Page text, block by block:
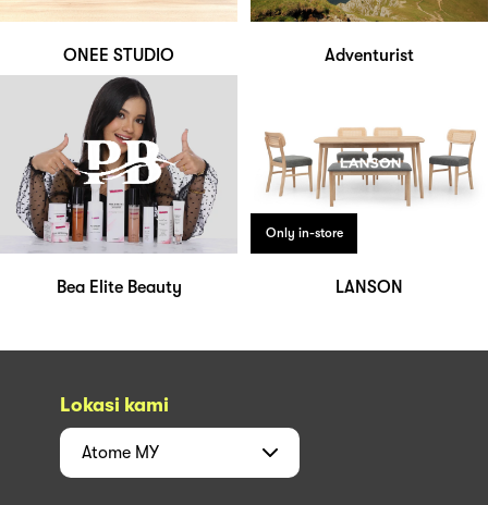
ONEE STUDIO Adventurist
Bea Elite Beauty
Only in-store
LANSON
Lokasi kami
Atome MY